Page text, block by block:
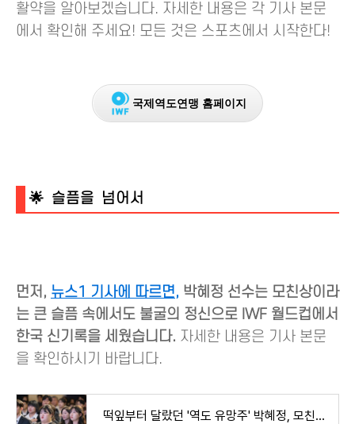
활약을 알아보겠습니다. 자세한 내용은 각 기사 본문
에서 확인해 주세요! 모든 것은 스포츠에서 시작한다!
국제역도연맹 홈페이지
🌟 슬픔을 넘어서
먼저, 뉴스1 기사에 따르면, 박혜정 선수는 모친상이라
는 큰 슬픔 속에서도 불굴의 정신으로 IWF 월드컵에서
한국 신기록을 세웠습니다. 자세한 내용은 기사 본문
을 확인하시기 바랍니다.
떡잎부터 달랐던 '역도 유망주' 박혜정, 모친상 딛고 생애 첫 올림픽행